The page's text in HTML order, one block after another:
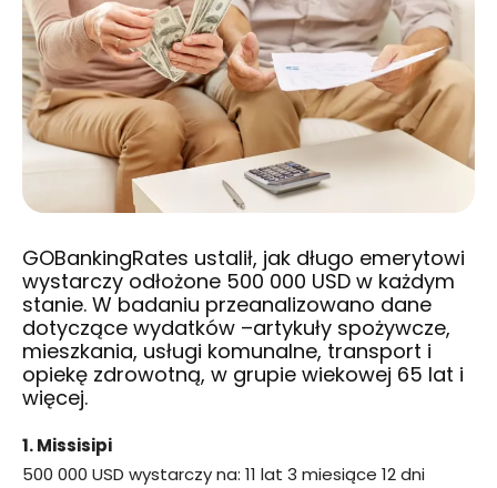
GOBankingRates ustalił, jak długo emerytowi
wystarczy odłożone 500 000 USD w każdym
stanie. W badaniu przeanalizowano dane
dotyczące wydatków –artykuły spożywcze,
mieszkania, usługi komunalne, transport i
opiekę zdrowotną, w grupie wiekowej 65 lat i
więcej.
1. Missisipi
500 000 USD wystarczy na: 11 lat 3 miesiące 12 dni